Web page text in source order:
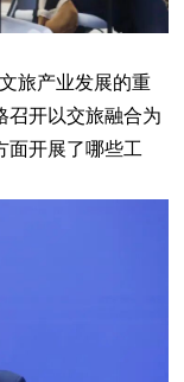
旅产业发展的重
召开以交旅融合为
面开展了哪些工